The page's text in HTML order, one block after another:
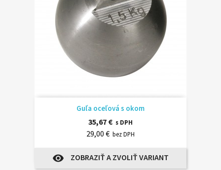
Guľa oceľová s okom
35,67 € s DPH
29,00 € bez DPH
visibility ZOBRAZIŤ A ZVOLIŤ VARIANT